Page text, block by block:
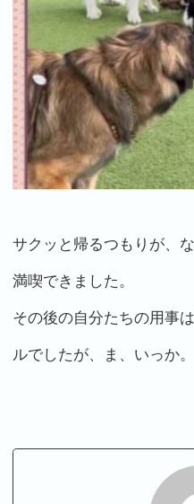
サクッと帰るつもりが、
満喫できました。
その後の自分たちの用事
ルでしたが、ま、いっか。